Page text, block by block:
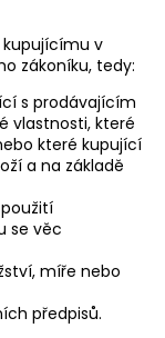
kupujícímu v
zákoníku, tedy:
s prodávajícím
vlastnosti, které
které kupující
a na základě
se věc
míře nebo
předpisů.